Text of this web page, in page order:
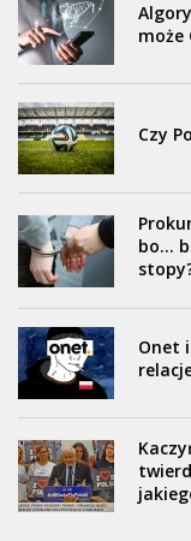
może
Czy
bo…
Onet